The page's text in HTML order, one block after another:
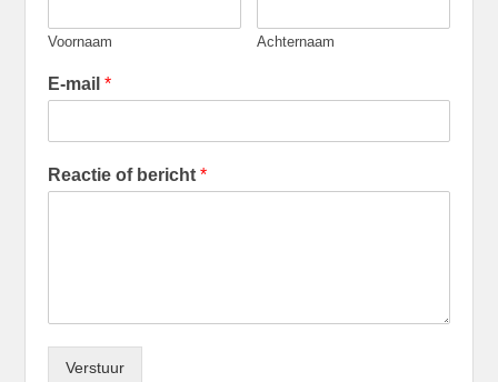
Voornaam Achternaam
E-mail*
Reactie of bericht*
Verstuur